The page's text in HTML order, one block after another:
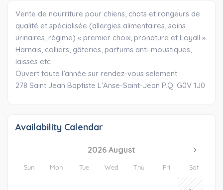
Vente de nourriture pour chiens, chats et rongeurs de
qualité et spécialisée (allergies alimentaires, soins
urinaires, régime) « premier choix, pronature et Loyall ».
Harnais, colliers, gâteries, parfums anti-moustiques,
laisses etc
Ouvert toute l’année sur rendez-vous selement
278 Saint Jean Baptiste L’Anse-Saint-Jean P.Q. G0V 1J0
Availability Calendar
2026 August
Sun Mon Tue Wed Thu Fri Sat